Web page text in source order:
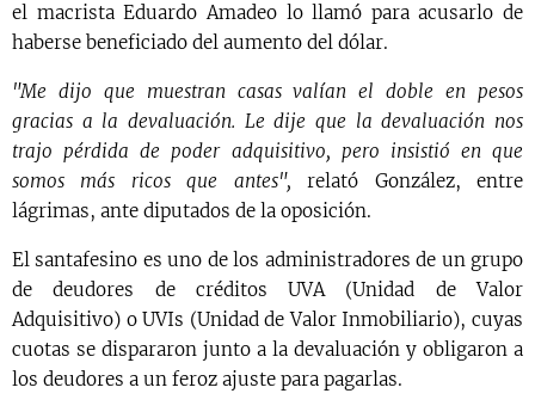
el macrista Eduardo Amadeo lo llamó para acusarlo de
haberse beneficiado del aumento del dólar.
"Me dijo que muestran casas valían el doble en pesos
gracias a la devaluación. Le dije que la devaluación nos
trajo pérdida de poder adquisitivo, pero insistió en que
somos más ricos que antes", relató González, entre
lágrimas, ante diputados de la oposición.
El santafesino es uno de los administradores de un grupo
de deudores de créditos UVA (Unidad de Valor
Adquisitivo) o UVIs (Unidad de Valor Inmobiliario), cuyas
cuotas se dispararon junto a la devaluación y obligaron a
los deudores a un feroz ajuste para pagarlas.